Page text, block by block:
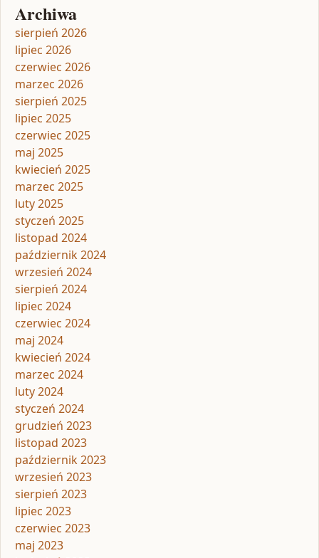
Archiwa
sierpień 2026
lipiec 2026
czerwiec 2026
marzec 2026
sierpień 2025
lipiec 2025
czerwiec 2025
maj 2025
kwiecień 2025
marzec 2025
luty 2025
styczeń 2025
listopad 2024
październik 2024
wrzesień 2024
sierpień 2024
lipiec 2024
czerwiec 2024
maj 2024
kwiecień 2024
marzec 2024
luty 2024
styczeń 2024
grudzień 2023
listopad 2023
październik 2023
wrzesień 2023
sierpień 2023
lipiec 2023
czerwiec 2023
maj 2023